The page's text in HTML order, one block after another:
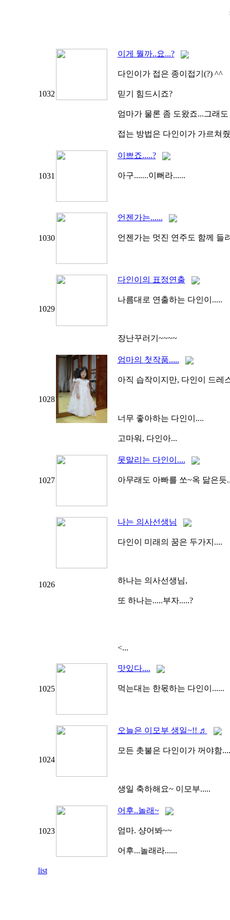
1032
이게 뭘까..요...?
다인이가 접은 종이접기(?) ^^
믿기 힘드시죠?
엄마가 물론 좀 도왔죠...그래도
접는 방법은 다인이가 가르쳐
1031
이쁘죠.....?
아구.......이뻐라......
1030
언젠가는......
언젠가는 멋진 연주도 함께 들
1029
다인이의 표정연출
나름대로 연출하는 다인이.....
장난꾸러기~~~~
1028
엄마의 첫작품.....
아직 습작이지만, 다인이 드레
너무 좋아하는 다인이....
고마워, 다인아...
1027
못말리는 다인이....
아무래도 아빠를 쏘~옥 닮은듯
1026
나는 의사선생님
다인이 미래의 꿈은 두가지....
하나는 의사선생님,
또 하나는.....부자.....?
<...
1025
맛있다....
먹는대는 한몫하는 다인이......
1024
오늘은 이모부 생일~!! ♬
모든 촛불은 다인이가 꺼야함
생일 축하해요~ 이모부.....
1023
어후..놀래~
엄마. 샹어봐~~
어후...놀래라......
list